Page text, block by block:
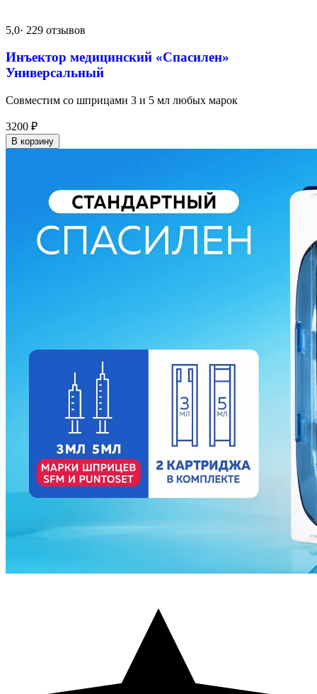
5,0· 229 отзывов
Инъектор медицинский «Спасилен»
Универсальный
Совместим со шприцами 3 и 5 мл любых марок
3200 ₽
В корзину